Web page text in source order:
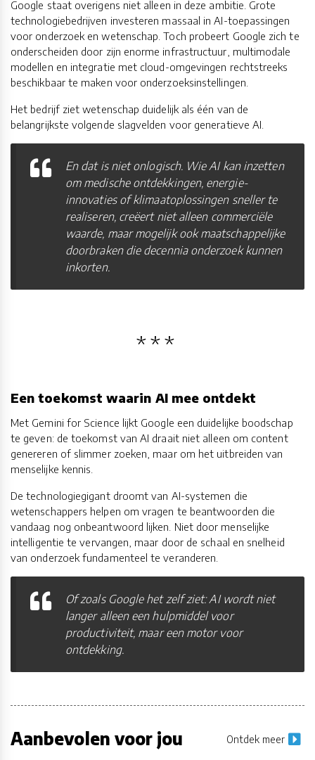
Google staat overigens niet alleen in deze ambitie. Grote
technologiebedrijven investeren massaal in AI-toepassingen
voor onderzoek en wetenschap. Toch probeert Google zich te
onderscheiden door zijn enorme infrastructuur, multimodale
modellen en integratie met cloud-omgevingen rechtstreeks
beschikbaar te maken voor onderzoeksinstellingen.
Het bedrijf ziet wetenschap duidelijk als één van de
belangrijkste volgende slagvelden voor generatieve AI.
En dat is niet onlogisch. Wie AI kan inzetten
om medische ontdekkingen, energie-
innovaties of klimaatoplossingen sneller te
realiseren, creëert niet alleen commerciële
waarde, maar mogelijk ook maatschappelijke
doorbraken die decennia onderzoek kunnen
inkorten.
Een toekomst waarin AI mee ontdekt
Met Gemini for Science lijkt Google een duidelijke boodschap
te geven: de toekomst van AI draait niet alleen om content
genereren of slimmer zoeken, maar om het uitbreiden van
menselijke kennis.
De technologiegigant droomt van AI-systemen die
wetenschappers helpen om vragen te beantwoorden die
vandaag nog onbeantwoord lijken. Niet door menselijke
intelligentie te vervangen, maar door de schaal en snelheid
van onderzoek fundamenteel te veranderen.
Of zoals Google het zelf ziet: AI wordt niet
langer alleen een hulpmiddel voor
productiviteit, maar een motor voor
ontdekking.
Aanbevolen voor jou Ontdek meer